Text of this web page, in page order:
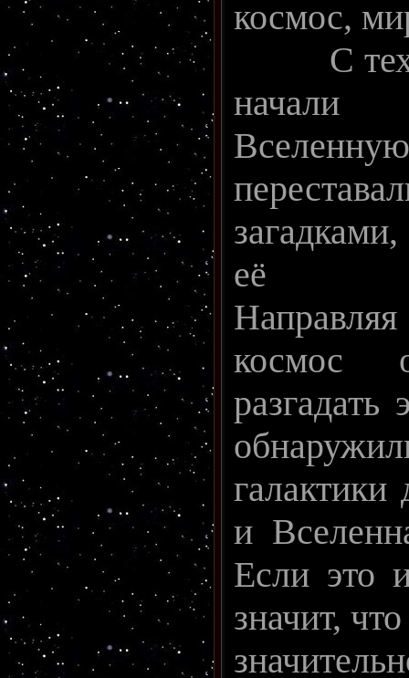
космос,
С тех
её
космос
разгадать
галактики
и
Если это
значит,